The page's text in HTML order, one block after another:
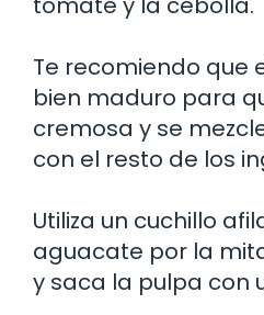
Te recomiendo que
bien maduro para
cremosa y se
con el resto de los
Utiliza un cuchillo
aguacate por la
y saca la pulpa con